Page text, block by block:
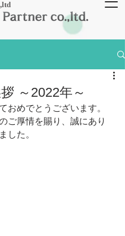
～2022年～
おめでとうございます。
ご厚情を賜り、誠にあり
した。